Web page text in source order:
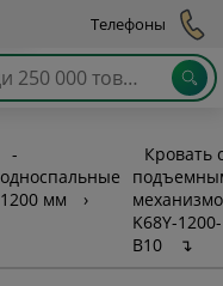
Телефоны
-
односпальные
1200 мм
›
Кровать
K68Y-1200-
B10
↴